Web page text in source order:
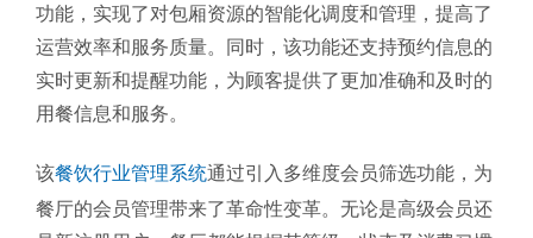
功能，实现了对包厢资源的智能化调度和管理，提高了
运营效率和服务质量。同时，该功能还支持预约信息的
实时更新和提醒功能，为顾客提供了更加准确和及时的
用餐信息和服务。
该餐饮行业管理系统通过引入多维度会员筛选功能，为
餐厅的会员管理带来了革命性变革。无论是高级会员还